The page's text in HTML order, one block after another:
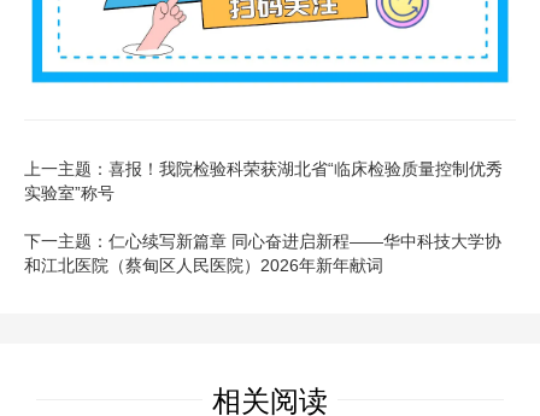
上一主题：喜报！我院检验科荣获湖北省“临床检验质量控制优秀
实验室”称号
下一主题：仁心续写新篇章 同心奋进启新程——华中科技大学协
和江北医院（蔡甸区人民医院）2026年新年献词
相关阅读